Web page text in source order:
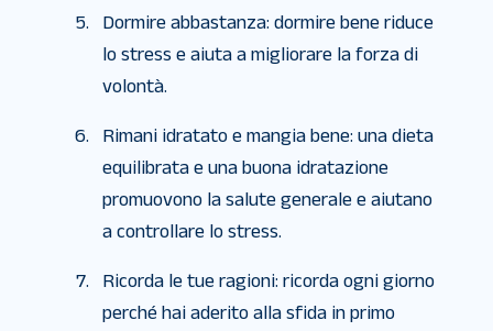
Dormire abbastanza: dormire bene riduce
lo stress e aiuta a migliorare la forza di
volontà.
Rimani idratato e mangia bene: una dieta
equilibrata e una buona idratazione
promuovono la salute generale e aiutano
a controllare lo stress.
Ricorda le tue ragioni: ricorda ogni giorno
perché hai aderito alla sfida in primo